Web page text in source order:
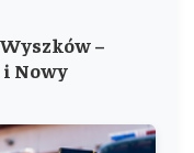
–
Nowy